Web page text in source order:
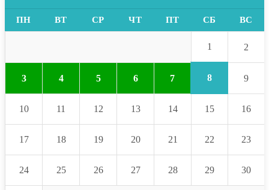
ПН ВТ СР ЧТ ПТ СБ ВС
1 2
3 4 5 6 7 8 9
10 11 12 13 14 15 16
17 18 19 20 21 22 23
24 25 26 27 28 29 30